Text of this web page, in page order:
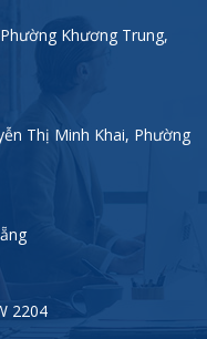
Khương Trung,
Thị Minh Khai, Phường
2204